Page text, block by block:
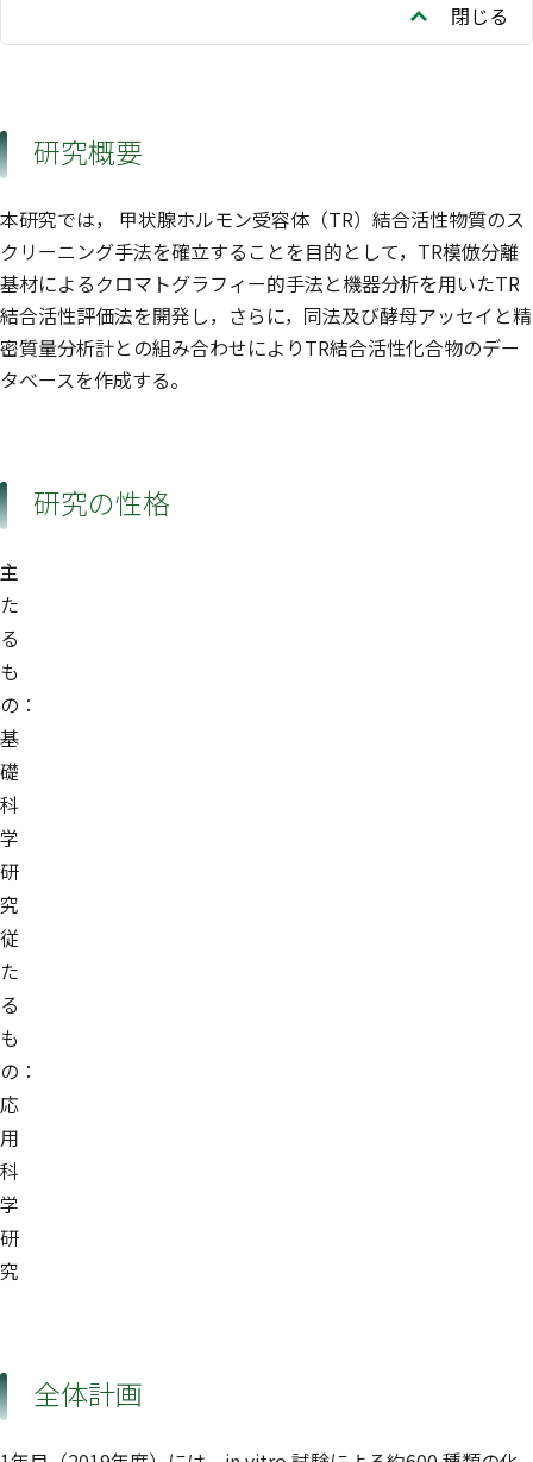
閉じる
研究概要
本研究では， 甲状腺ホルモン受容体（TR）結合活性物質のス
クリーニング手法を確立することを目的として，TR模倣分離
基材によるクロマトグラフィー的手法と機器分析を用いたTR
結合活性評価法を開発し，さらに，同法及び酵母アッセイと精
密質量分析計との組み合わせによりTR結合活性化合物のデー
タベースを作成する。
研究の性格
主
た
る
も
の：
基
礎
科
学
研
究
従
た
る
も
の：
応
用
科
学
研
究
全体計画